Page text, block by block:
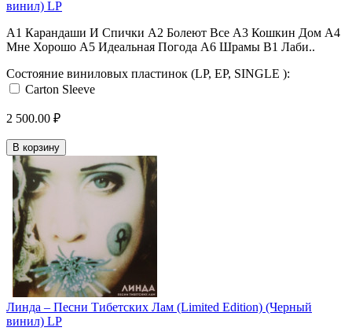
винил) LP
A1 Карандаши И Спички A2 Болеют Все A3 Кошкин Дом A4
Мне Хорошо A5 Идеальная Погода A6 Шрамы B1 Лаби..
Состояние виниловых пластинок (LP, EP, SINGLE ):
Carton Sleeve
2 500.00 ₽
В корзину
Линда ‎– Песни Тибетских Лам (Limited Edition) (Черный
винил) LP